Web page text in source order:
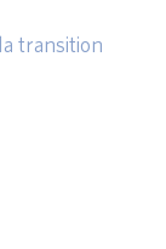
transition